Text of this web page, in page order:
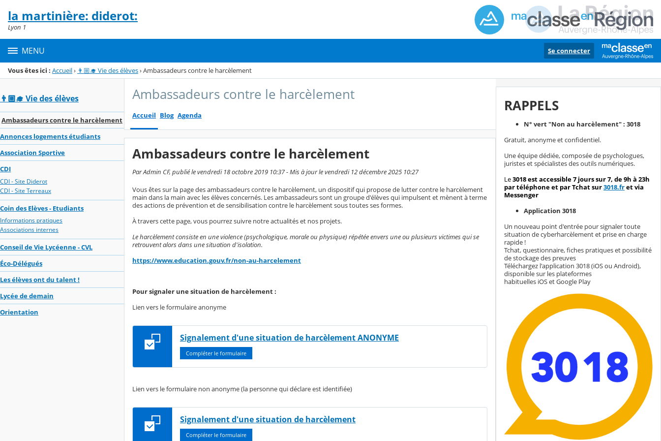
Menu de la rubrique
Contenu
la martinière: diderot:
Lyon 1
MENU Se connecter
Vous êtes ici : Accueil› 👨🏼‍🎓 Vie des élèves›Ambassadeurs contre le harcèlement
👨🏼‍🎓 Vie des élèves
Ambassadeurs contre le harcèlement
Annonces logements étudiants
Association Sportive
CDI
CDI - Site Diderot
CDI - Site Terreaux
Coin des Elèves - Etudiants
Informations pratiques
Associations internes
Conseil de Vie Lycéenne - CVL
Éco-Délégués
Les élèves ont du talent !
Lycée de demain
Orientation
Ambassadeurs contre le harcèlement
Accueil Blog Agenda
Ambassadeurs contre le harcèlement
Par Admin CF, publié le vendredi 18 octobre 2019 10:37 - Mis à jour le vendredi 12 décembre 2025 10:27
Vous êtes sur la page des ambassadeurs contre le harcèlement, un dispositif qui propose de lutter contre le harcèlement
main dans la main avec les élèves concernés. Les ambassadeurs sont un groupe d'élèves qui impulsent et mènent à terme
des actions de prévention et de sensibilisation contre le harcèlement sous toutes ses formes.
À travers cette page, vous pourrez suivre notre actualités et nos projets.
Le harcèlement consiste en une violence (psychologique, morale ou physique) répétée envers une ou plusieurs victimes qui se
retrouvent alors dans une situation d'isolation.
https://www.education.gouv.fr/non-au-harcelement
Pour signaler une situation de harcèlement :
Lien vers le formulaire anonyme
Signalement d'une situation de harcèlement ANONYME
Compléter le formulaire
Lien vers le formulaire non anonyme (la personne qui déclare est identifiée)
Signalement d'une situation de harcèlement
Compléter le formulaire
RAPPELS
N° vert "Non au harcèlement" : 3018
Gratuit, anonyme et confidentiel.
Une équipe dédiée, composée de psychologues,
juristes et spécialistes des outils numériques.
Le3018 est accessible 7 jours sur 7, de 9h à 23h
par téléphone et par Tchat sur3018.fret via
Messenger
Application 3018
Un nouveau point d'entrée pour signaler toute
situation de cyberharcèlement et prise en charge
rapide !
Tchat, questionnaire, fiches pratiques et possibilité
de stockage des preuves
Téléchargez l'application 3018 (iOS ou Android),
disponible sur les plateformes
habituelles iOS et Google Play